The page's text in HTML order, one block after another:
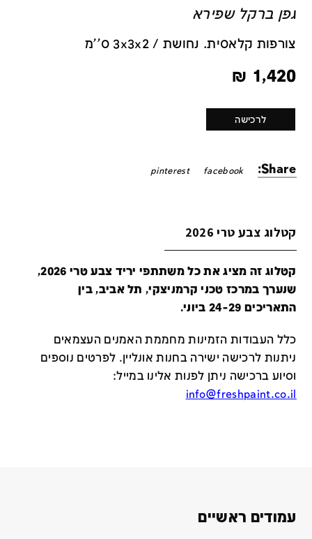
גפן ברקל שפירא
צורפות קלאסית. נחושת / 3x3x2 ס''מ
1,420
₪
לרכישה
Share:
facebook
pinterest
קטלוג צבע טרי 2026
קטלוג זה מציג את כל משתתפי יריד צבע טרי 2026,
שנערך במרכז טכני קרמניצקי, תל אביב, בין
התאריכים 24-29 ביוני.
כלל העבודות הזמינות מחממת האמנים העצמאים
ניתנות לרכישה ישירה בחנות אונליין. לפרטים נוספים
וסיוע ברכישה ניתן לפנות אלינו במייל:
info@freshpaint.co.il
עמודים ראשיים